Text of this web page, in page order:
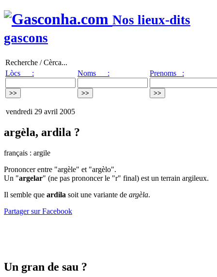
Nos lieux-dits
gascons
Recherche / Cèrca...
Lòcs :
Noms : Prenoms :
vendredi 29 avril 2005
argèla, ardila ?
français : argile
Prononcer entre "argèle" et "argèlo".
Un "argelar" (ne pas prononcer le "r" final) est un terrain argileux.
Il semble que ardila soit une variante de argèla.
Partager sur Facebook
Un gran de sau ?